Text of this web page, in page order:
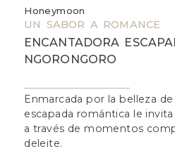
Honeymoon
UN SABOR A ROMANCE
ENCANTADORA
NGORONGORO
Enmarcada por la belleza
escapada romántica le
a través de momentos
deleite.